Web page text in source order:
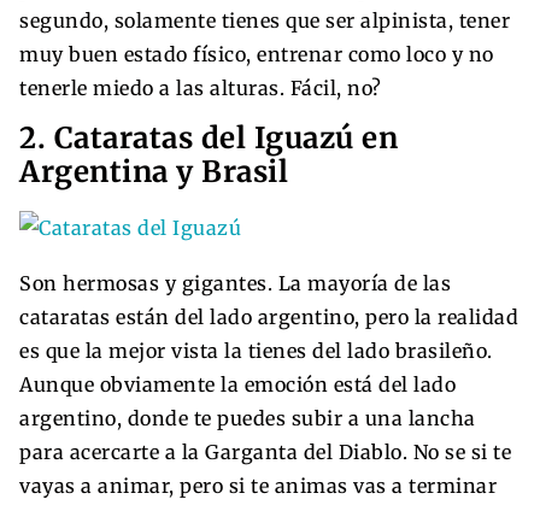
segundo, solamente tienes que ser alpinista, tener
muy buen estado físico, entrenar como loco y no
tenerle miedo a las alturas. Fácil, no?
2. Cataratas del Iguazú en
Argentina y Brasil
Son hermosas y gigantes. La mayoría de las
cataratas están del lado argentino, pero la realidad
es que la mejor vista la tienes del lado brasileño.
Aunque obviamente la emoción está del lado
argentino, donde te puedes subir a una lancha
para acercarte a la Garganta del Diablo. No se si te
vayas a animar, pero si te animas vas a terminar